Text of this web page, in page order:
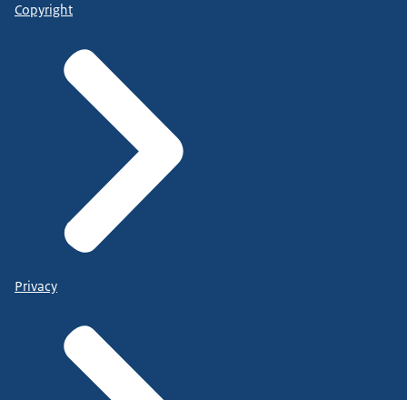
Copyright
Privacy